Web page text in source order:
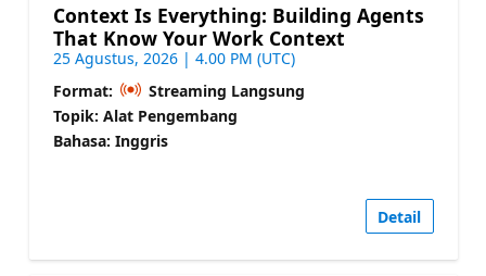
Context Is Everything: Building Agents
That Know Your Work Context
25 Agustus, 2026 | 4.00 PM (UTC)
Format:
Streaming Langsung
Topik: Alat Pengembang
Bahasa: Inggris
Detail